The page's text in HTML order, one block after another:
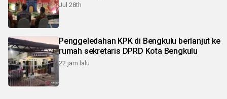
Jul 28th
Penggeledahan KPK di Bengkulu berlanjut ke
rumah sekretaris DPRD Kota Bengkulu
22 jam lalu